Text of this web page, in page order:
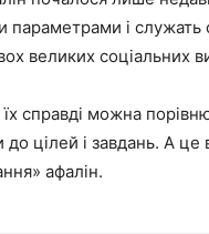
параметрами і служать
великих соціальних
справді можна
цілей і завдань. А
афалін.